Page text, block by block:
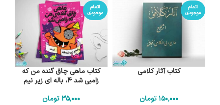
اتمام
موجودی
کتاب آثار کلامی
150٬000تومان
اتمام
موجودی
کتاب ماهی چاق گنده من که
زامبی شد 4، باله ای زیر نیم
35٬000تومان